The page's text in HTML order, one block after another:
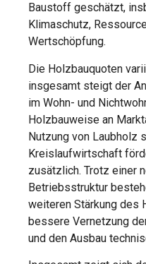
Baustoff geschätzt,
Klimaschutz,
Wertschöpfung.
Die Holzbauquoten
insgesamt steigt der
im Wohn- und
Holzbauweise an
Nutzung von Laubholz
Kreislaufwirtschaft
zusätzlich. Trotz einer
Betriebsstruktur
weiteren Stärkung des
bessere Vernetzung
und den Ausbau